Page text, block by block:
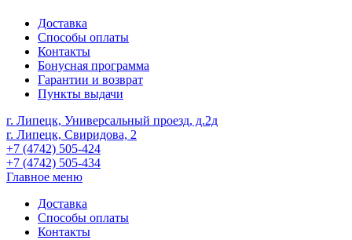
Доставка
Способы оплаты
Контакты
Бонусная программа
Гарантии и возврат
Пункты выдачи
г. Липецк, Универсальный проезд, д.2д
г. Липецк, Свиридова, 2
+7 (4742) 505-424
+7 (4742) 505-434
Главное меню
Доставка
Способы оплаты
Контакты